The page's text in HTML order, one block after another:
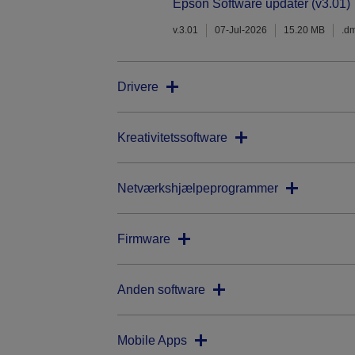
Epson Software updater (v3.01)
v.3.01 07-Jul-2026 15.20 MB
Drivere
Kreativitetssoftware
Netværkshjælpeprogrammer
Firmware
Anden software
Mobile Apps